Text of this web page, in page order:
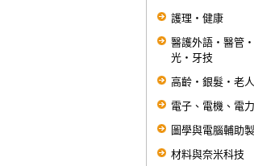
護理‧健康
醫護外語‧醫管
光‧牙技
高齡‧銀髮‧老
電子、電機、電
圖學與電腦輔助
材料與奈米科技